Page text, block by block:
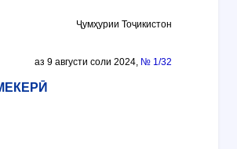
Ҷумҳурии Тоҷикистон
аз 9 августи соли 2024, № 1/32